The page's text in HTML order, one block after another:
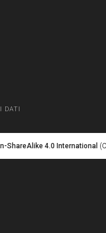
DATI
ShareAlike 4.0 International